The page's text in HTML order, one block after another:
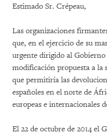
Estimado Sr. Crépeau,
Las organizaciones
que, en el ejercicio de su
urgente dirigido al
modificación propuesta a la
que permitiría las
españoles en el norte de
europeas e internacionales
El 22 de octubre de 2014 el